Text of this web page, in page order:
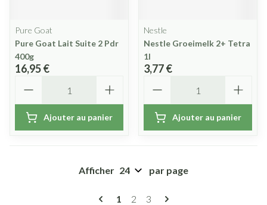
Pure Goat
Pure Goat Lait Suite 2 Pdr
400g
16,95 €
Ajouter au panier
Nestle
Nestle Groeimelk 2+ Tetra
1l
3,77 €
Ajouter au panier
Pages
Vous lisez actuellement la page
1 Page
2 Page
3
Afficher par page